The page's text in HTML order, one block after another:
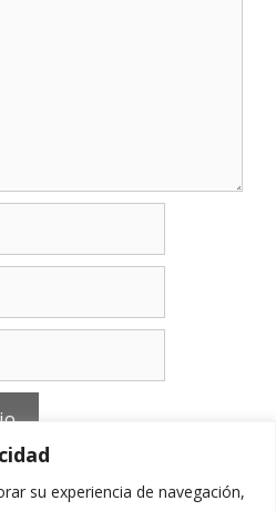
su experiencia de navegación,